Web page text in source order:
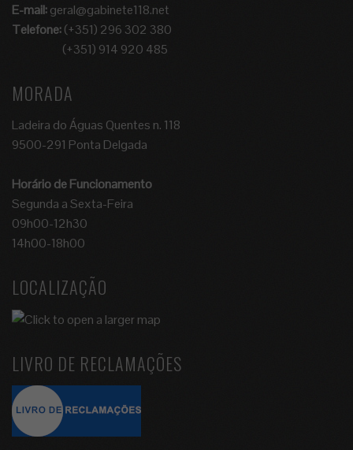
E-mail:geral@gabinete118.net
Telefone:(+351) 296 302 380
(+351) 914 920 485
MORADA
Ladeira do Águas Quentes n. 118
9500-291 Ponta Delgada
Horário de Funcionamento
Segunda a Sexta-Feira
09h00-12h30
14h00-18h00
LOCALIZAÇÃO
LIVRO DE RECLAMAÇÕES